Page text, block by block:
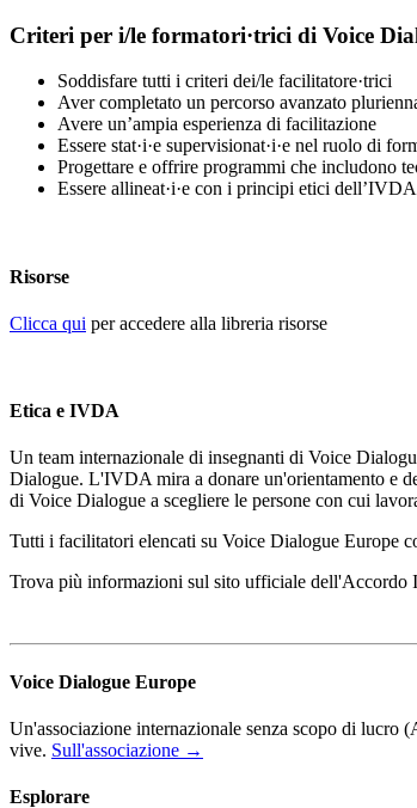
Criteri per i/le formatori·trici di Voice
Soddisfare tutti i criteri dei/le facilitatore·trici
Aver completato un percorso avanzato
Avere un’ampia esperienza di facilitazione
Essere stat·i·e supervisionat·i·e nel ruolo di
Progettare e offrire programmi che includono
Essere allineat·i·e con i principi etici dell’IVDA
Risorse
Clicca qui per accedere alla libreria risorse
Etica e IVDA
Un team internazionale di insegnanti di Voice
Dialogue. L'IVDA mira a donare un'orientamento e
di Voice Dialogue a scegliere le persone con cui
Tutti i facilitatori elencati su Voice Dialogue Europe
Trova più informazioni sul sito ufficiale dell'Accordo
Voice Dialogue Europe
Un'associazione internazionale senza scopo di
vive. Sull'associazione →
Esplorare